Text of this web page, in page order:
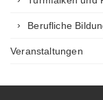
Berufliche
Veranstaltungen